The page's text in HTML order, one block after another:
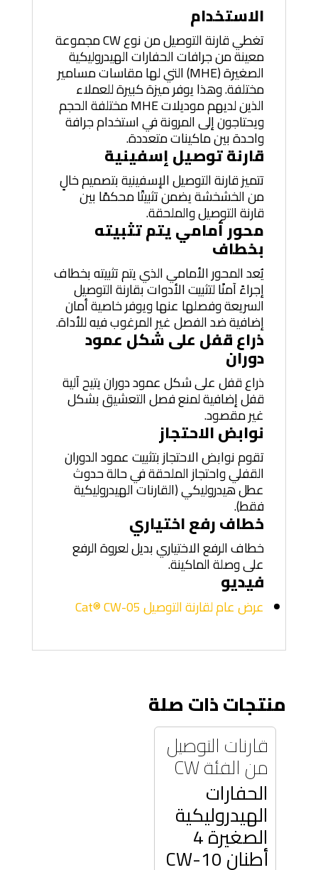
الاستخدام
تغطي قارنة التوصيل من نوع CW مجموعة
معينة من جرافات الحفارات الهيدروليكية
الصغيرة (MHE) التي لها مقاسات مسامير
مختلفة. وهذا يوفر ميزة كبيرة للعملاء
الذين لديهم موديلات MHE مختلفة الحجم
ويحتاجون إلى المرونة في استخدام جرافة
واحدة بين ماكينات متعددة.
قارنة توصيل إسفينية
تتميز قارنة التوصيل الإسفينية بتصميم خالٍ
من الخشخشة يضمن تثبيتًا محكمًا بين
قارنة التوصيل والملحقة.
محور أمامي يتم تثبيته
بخطاف
يُعد المحور الأمامي الذي يتم تثبيته بخطاف
إجراءً آمنًا لتثبيت الأدوات بقارنة التوصيل
السريعة وفصلها عنها ويوفر خاصية أمان
إضافية ضد الفصل غير المرغوب فيه للأداة.
ذراع قفل على شكل عمود
دوران
ذراع قفل على شكل عمود دوران يتيح آلية
قفل إضافية لمنع فصل التعشيق بشكل
غير مقصود.
نوابض الاحتجاز
تقوم نوابض الاحتجاز بتثبيت عمود الدوران
القفلي واحتجاز الملحقة في حالة حدوث
عطل هيدروليكي (القارنات الهيدروليكية
فقط).
خطاف رفع اختياري
خطاف الرفع الاختياري بديل لعروة الرفع
على وصلة الماكينة.
فيديو
عرض عام لقارنة التوصيل Cat® CW-05
منتجات ذات صلة
قارنات التوصيل
من الفئة CW
الحفارات
الهيدروليكية
الصغيرة 4
أطنان CW-10